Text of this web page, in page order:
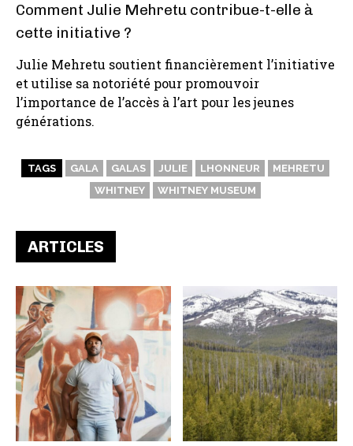
Comment Julie Mehretu contribue-t-elle à
cette initiative ?
Julie Mehretu soutient financièrement l’initiative
et utilise sa notoriété pour promouvoir
l’importance de l’accès à l’art pour les jeunes
générations.
TAGS GALA GALAS JULIE LHONNEUR
MEHRETU
WHITNEY
WHITNEY MUSEUM
ARTICLES